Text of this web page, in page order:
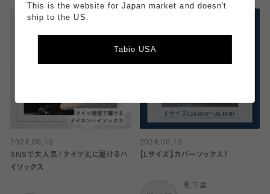
2024.06.19
SNSで大人気！タイツ風に履けるハ
イソックス
2024.06.19
【Lサイズ】カバーソックス！
靴下屋
This is the website for Japan market and doesn't
ship to the US.
Tabio USA